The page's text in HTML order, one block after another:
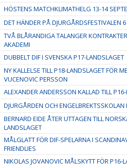
HÖSTENS MATCHKLIMATHELG 13-14
DET HÄNDER PÅ DJURGÅRDSFESTIVALEN
TVÅ BLÅRANDIGA TALANGER
AKADEMI
DUBBELT DIF I SVENSKA P17-LANDSLAGET
NY KALLELSE TILL P18-LANDSLAGET FÖR
VUCENOVIC PERSSON
ALEXANDER ANDERSSON KALLAD TILL
DJURGÅRDEN OCH ENGELBREKTSSKOLAN
BERNARD EIDE ÅTER UTTAGEN TILL
LANDSLAGET
MÅLGLATT FÖR DIF-SPELARNA I
FRIENDLIES
NIKOLAS JOVANOVIC MÅLSKYTT FÖR P16-